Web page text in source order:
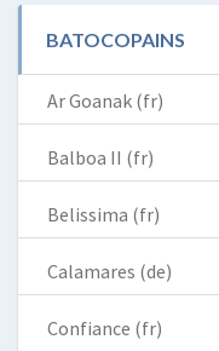
BATOCOPAINS
Ar Goanak (fr)
Balboa II (fr)
Belissima (fr)
Calamares (de)
Confiance (fr)